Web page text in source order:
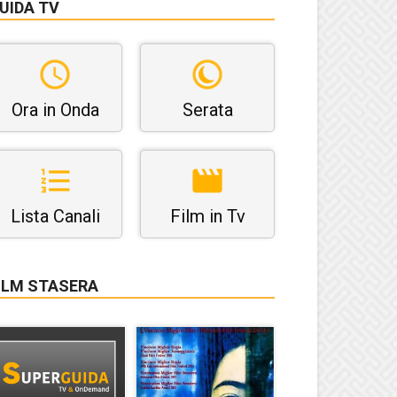
TV
Ora in Onda Serata
Lista Canali Film in Tv
STASERA